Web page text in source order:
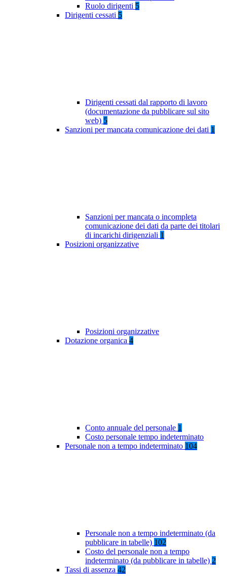
Ruolo dirigenti 5
Dirigenti cessati 5
Dirigenti cessati dal rapporto di lavoro
(documentazione da pubblicare sul sito
web) 5
Sanzioni per mancata comunicazione dei dati 1
Sanzioni per mancata o incompleta
comunicazione dei dati da parte dei titolari
di incarichi dirigenziali 1
Posizioni organizzative
Posizioni organizzative
Dotazione organica 4
Conto annuale del personale 1
Costo personale tempo indeterminato
Personale non a tempo indeterminato 104
Personale non a tempo indeterminato (da
pubblicare in tabelle) 102
Costo del personale non a tempo
indeterminato (da pubblicare in tabelle) 2
Tassi di assenza 42